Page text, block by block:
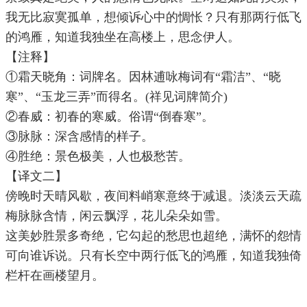
我无比寂寞孤单，想倾诉心中的惆怅？只有那两行低飞
的鸿雁，知道我独坐在高楼上，思念伊人。
【注释】
①霜天晓角：词牌名。因林逋咏梅词有“霜洁”、“晓
寒”、“玉龙三弄”而得名。(祥见词牌简介)
②春威：初春的寒威。俗谓“倒春寒”。
③脉脉：深含感情的样子。
④胜绝：景色极美，人也极愁苦。
【译文二】
傍晚时天晴风歇，夜间料峭寒意终于减退。淡淡云天疏
梅脉脉含情，闲云飘浮，花儿朵朵如雪。
这美妙胜景多奇绝，它勾起的愁思也超绝，满怀的怨情
可向谁诉说。只有长空中两行低飞的鸿雁，知道我独倚
栏杆在画楼望月。